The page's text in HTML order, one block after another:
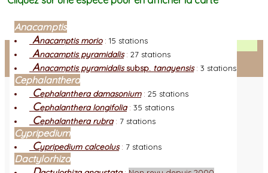
Facebook
Connexion adhérent
Anacamptis
Anacamptis morio: 15 stations
Anacamptis pyramidalis: 27 stations
Anacamptis pyramidalissubsp. tanayensis: 3 stations
Cephalanthera
Cephalanthera damasonium: 25 stations
Cephalanthera longifolia: 35 stations
Cephalanthera rubra: 7 stations
Cypripedium
Cypripedium calceolus: 7 stations
Dactylorhiza